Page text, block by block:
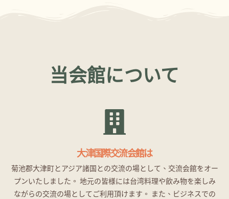
当会館について
大津国際交流会館は
菊池郡大津町とアジア諸国との交流の場として、交流会館をオー
プンいたしました。 地元の皆様には台湾料理や飲み物を楽しみ
ながらの交流の場としてご利用頂けます。 また、ビジネスでの